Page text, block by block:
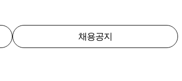
채용공지